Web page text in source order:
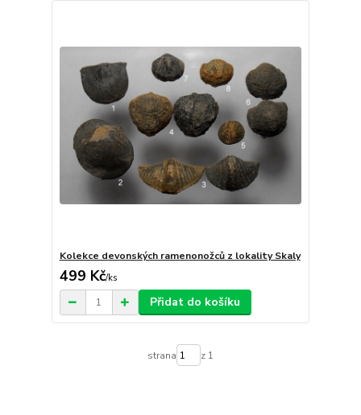
Kolekce devonských ramenonožců z lokality Skaly
499 Kč/ks
Přidat do košíku
strana z 1